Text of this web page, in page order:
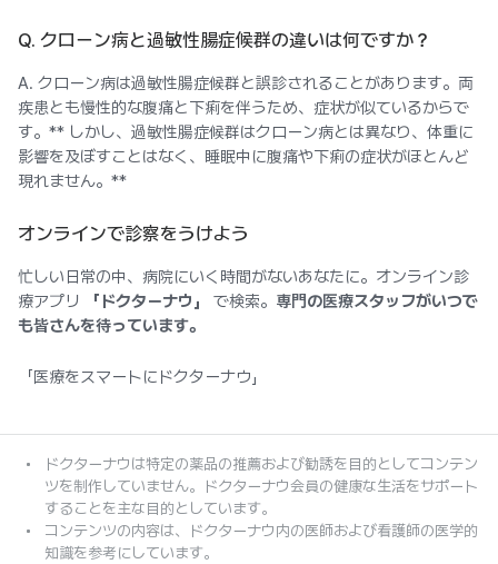
Q. クローン病と過敏性腸症候群の違いは何ですか？
A. クローン病は過敏性腸症候群と誤診されることがあります。両
疾患とも慢性的な腹痛と下痢を伴うため、症状が似ているからで
す。** しかし、過敏性腸症候群はクローン病とは異なり、体重に
影響を及ぼすことはなく、睡眠中に腹痛や下痢の症状がほとんど
現れません。**
オンラインで診察をうけよう
忙しい日常の中、病院にいく時間がないあなたに。オンライン診
療アプリ
「ドクターナウ」 で検索。 専門の医療スタッフがいつで
も皆さんを待っています。
「医療をスマートにドクターナウ」
ドクターナウは特定の薬品の推薦および勧誘を目的としてコンテン
ツを制作していません。ドクターナウ会員の健康な生活をサポート
することを主な目的としています。
コンテンツの内容は、ドクターナウ内の医師および看護師の医学的
知識を参考にしています。